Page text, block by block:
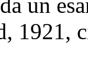
un
1921,